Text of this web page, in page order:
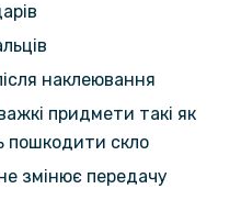
Ring для Realme 11 4G
Experience для Realme 11
наклеювання
придмети такі як
пошкодити скло
змінює передачу